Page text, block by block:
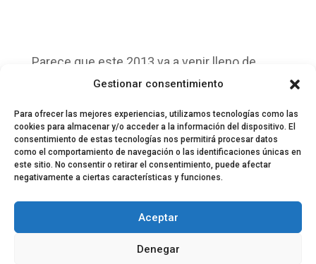
Gestionar consentimiento
Para ofrecer las mejores experiencias, utilizamos tecnologías como las
cookies para almacenar y/o acceder a la información del dispositivo. El
consentimiento de estas tecnologías nos permitirá procesar datos
como el comportamiento de navegación o las identificaciones únicas en
este sitio. No consentir o retirar el consentimiento, puede afectar
negativamente a ciertas características y funciones.
Aceptar
Denegar
Parece que este 2013 va a venir lleno de
grandes novedades. No podemos decir otra
Equipo EPDLT Contacto